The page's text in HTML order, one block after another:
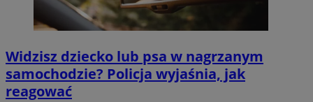
Widzisz dziecko lub psa w nagrzanym
samochodzie? Policja wyjaśnia, jak
reagować